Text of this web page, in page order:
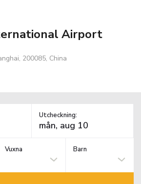
Airport
200085, China
Utcheckning:
Vuxna Barn